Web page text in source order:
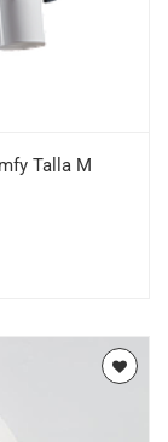
Talla M